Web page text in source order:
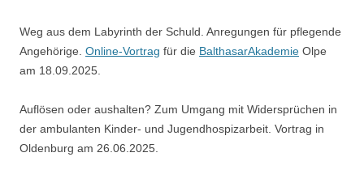
Weg aus dem Labyrinth der Schuld. Anregungen für pflegende
Angehörige. Online-Vortrag für die BalthasarAkademie Olpe
am 18.09.2025.
Auflösen oder aushalten? Zum Umgang mit Widersprüchen in
der ambulanten Kinder- und Jugendhospizarbeit. Vortrag in
Oldenburg am 26.06.2025.